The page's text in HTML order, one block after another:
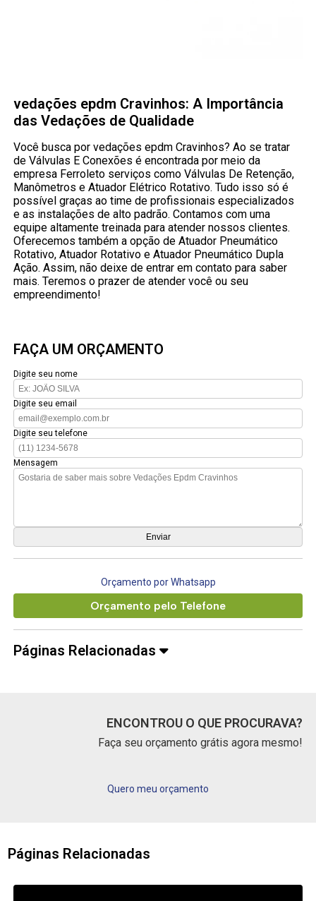
vedações epdm Cravinhos: A Importância
das Vedações de Qualidade
Você busca por vedações epdm Cravinhos? Ao se tratar
de Válvulas E Conexões é encontrada por meio da
empresa Ferroleto serviços como Válvulas De Retenção,
Manômetros e Atuador Elétrico Rotativo. Tudo isso só é
possível graças ao time de profissionais especializados
e as instalações de alto padrão. Contamos com uma
equipe altamente treinada para atender nossos clientes.
Oferecemos também a opção de Atuador Pneumático
Rotativo, Atuador Rotativo e Atuador Pneumático Dupla
Ação. Assim, não deixe de entrar em contato para saber
mais. Teremos o prazer de atender você ou seu
empreendimento!
FAÇA UM ORÇAMENTO
Digite seu nome
Digite seu email
Digite seu telefone
Mensagem
Orçamento por Whatsapp
Orçamento pelo Telefone
Páginas Relacionadas
ENCONTROU O QUE PROCURAVA?
Faça seu orçamento grátis agora mesmo!
Quero meu orçamento
Páginas Relacionadas